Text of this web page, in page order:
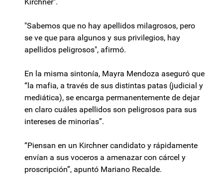
"Sabemos que no hay apellidos milagrosos, pero
se ve que para algunos y sus privilegios, hay
apellidos peligrosos", afirmó.
En la misma sintonía, Mayra Mendoza aseguró que
“la mafia, a través de sus distintas patas (judicial y
mediática), se encarga permanentemente de dejar
en claro cuáles apellidos son peligrosos para sus
intereses de minorías”.
“Piensan en un Kirchner candidato y rápidamente
envían a sus voceros a amenazar con cárcel y
proscripción”, apuntó Mariano Recalde.